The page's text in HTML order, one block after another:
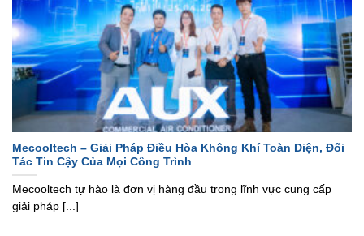
Mecooltech – Giải Pháp Điều Hòa Không Khí Toàn Diện, Đối
Tác Tin Cậy Của Mọi Công Trình
Mecooltech tự hào là đơn vị hàng đầu trong lĩnh vực cung cấp
giải pháp [...]